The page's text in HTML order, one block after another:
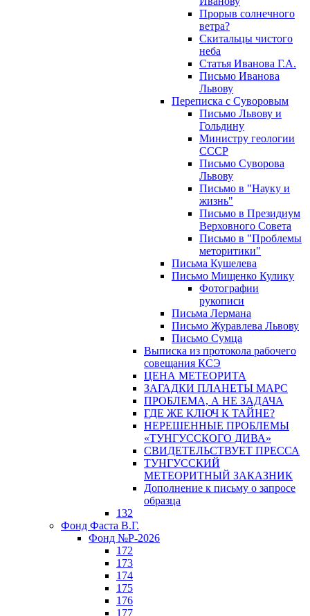
Прорыв солнечного
ветра?
Скитальцы чистого
неба
Статья Иванова Г.А.
Письмо Иванова
Львову
Переписка с Суворовым
Письмо Львову и
Гольдину
Министру геологии
СССР
Письмо Суворова
Львову
Письмо в "Науку и
жизнь"
Письмо в Президиум
Верховного Совета
Письмо в "Проблемы
меторитики"
Письма Кушелева
Письмо Мищенко Кулику
Фотографии
рукописи
Письма Лермана
Письмо Журавлева Львову
Письмо Сумца
Выписка из протокола рабочего
совещания КСЭ
ЦЕНА МЕТЕОРИТА
ЗАГАДКИ ПЛАНЕТЫ МАРС
ПРОБЛЕМА, А НЕ ЗАДАЧА
ГДЕ ЖЕ КЛЮЧ К ТАЙНЕ?
НЕРЕШЕННЫЕ ПРОБЛЕМЫ
«ТУНГУССКОГО ДИВА»
СВИДЕТЕЛЬСТВУЕТ ПРЕССА
ТУНГУССКИЙ
МЕТЕОРИТНЫЙ ЗАКАЗНИК
Дополнение к письму о запросе
образца
132
Фонд Фаста В.Г.
Фонд №Р-2026
172
173
174
175
176
177